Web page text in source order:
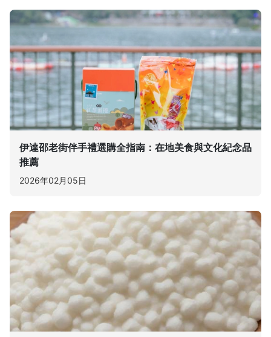
伊達邵老街伴手禮選購全指南：在地美食與文化紀念品
推薦
2026年02月05日